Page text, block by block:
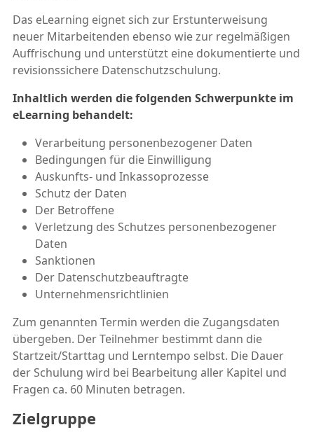
Das eLearning eignet sich zur Erstunterweisung
neuer Mitarbeitenden ebenso wie zur regelmäßigen
Auffrischung und unterstützt eine dokumentierte und
revisionssichere Datenschutzschulung.
Inhaltlich werden die folgenden Schwerpunkte im
eLearning behandelt:
Verarbeitung personenbezogener Daten
Bedingungen für die Einwilligung
Auskunfts- und Inkassoprozesse
Schutz der Daten
Der Betroffene
Verletzung des Schutzes personenbezogener
Daten
Sanktionen
Der Datenschutzbeauftragte
Unternehmensrichtlinien
Zum genannten Termin werden die Zugangsdaten
übergeben. Der Teilnehmer bestimmt dann die
Startzeit/Starttag und Lerntempo selbst. Die Dauer
der Schulung wird bei Bearbeitung aller Kapitel und
Fragen ca. 60 Minuten betragen.
Zielgruppe